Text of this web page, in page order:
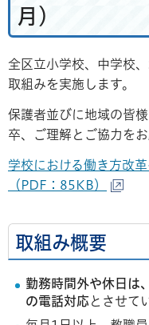
月）
全区立小学校、中学校
取組みを実施します。
保護者並びに地域の皆
卒、ご理解とご協力をお
学校における働き方改
（PDF：85KB）
取組み概要
勤務時間外や休日は
の電話対応 とさせて